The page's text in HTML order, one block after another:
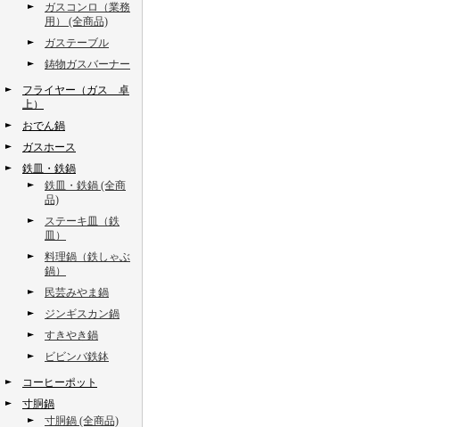
ガスコンロ（業務
用） (全商品)
ガステーブル
鋳物ガスバーナー
フライヤー（ガス 卓
上）
おでん鍋
ガスホース
鉄皿・鉄鍋
鉄皿・鉄鍋 (全商
品)
ステーキ皿（鉄
皿）
料理鍋（鉄しゃぶ
鍋）
民芸みやま鍋
ジンギスカン鍋
すきやき鍋
ビビンバ鉄鉢
コーヒーポット
寸胴鍋
寸胴鍋 (全商品)